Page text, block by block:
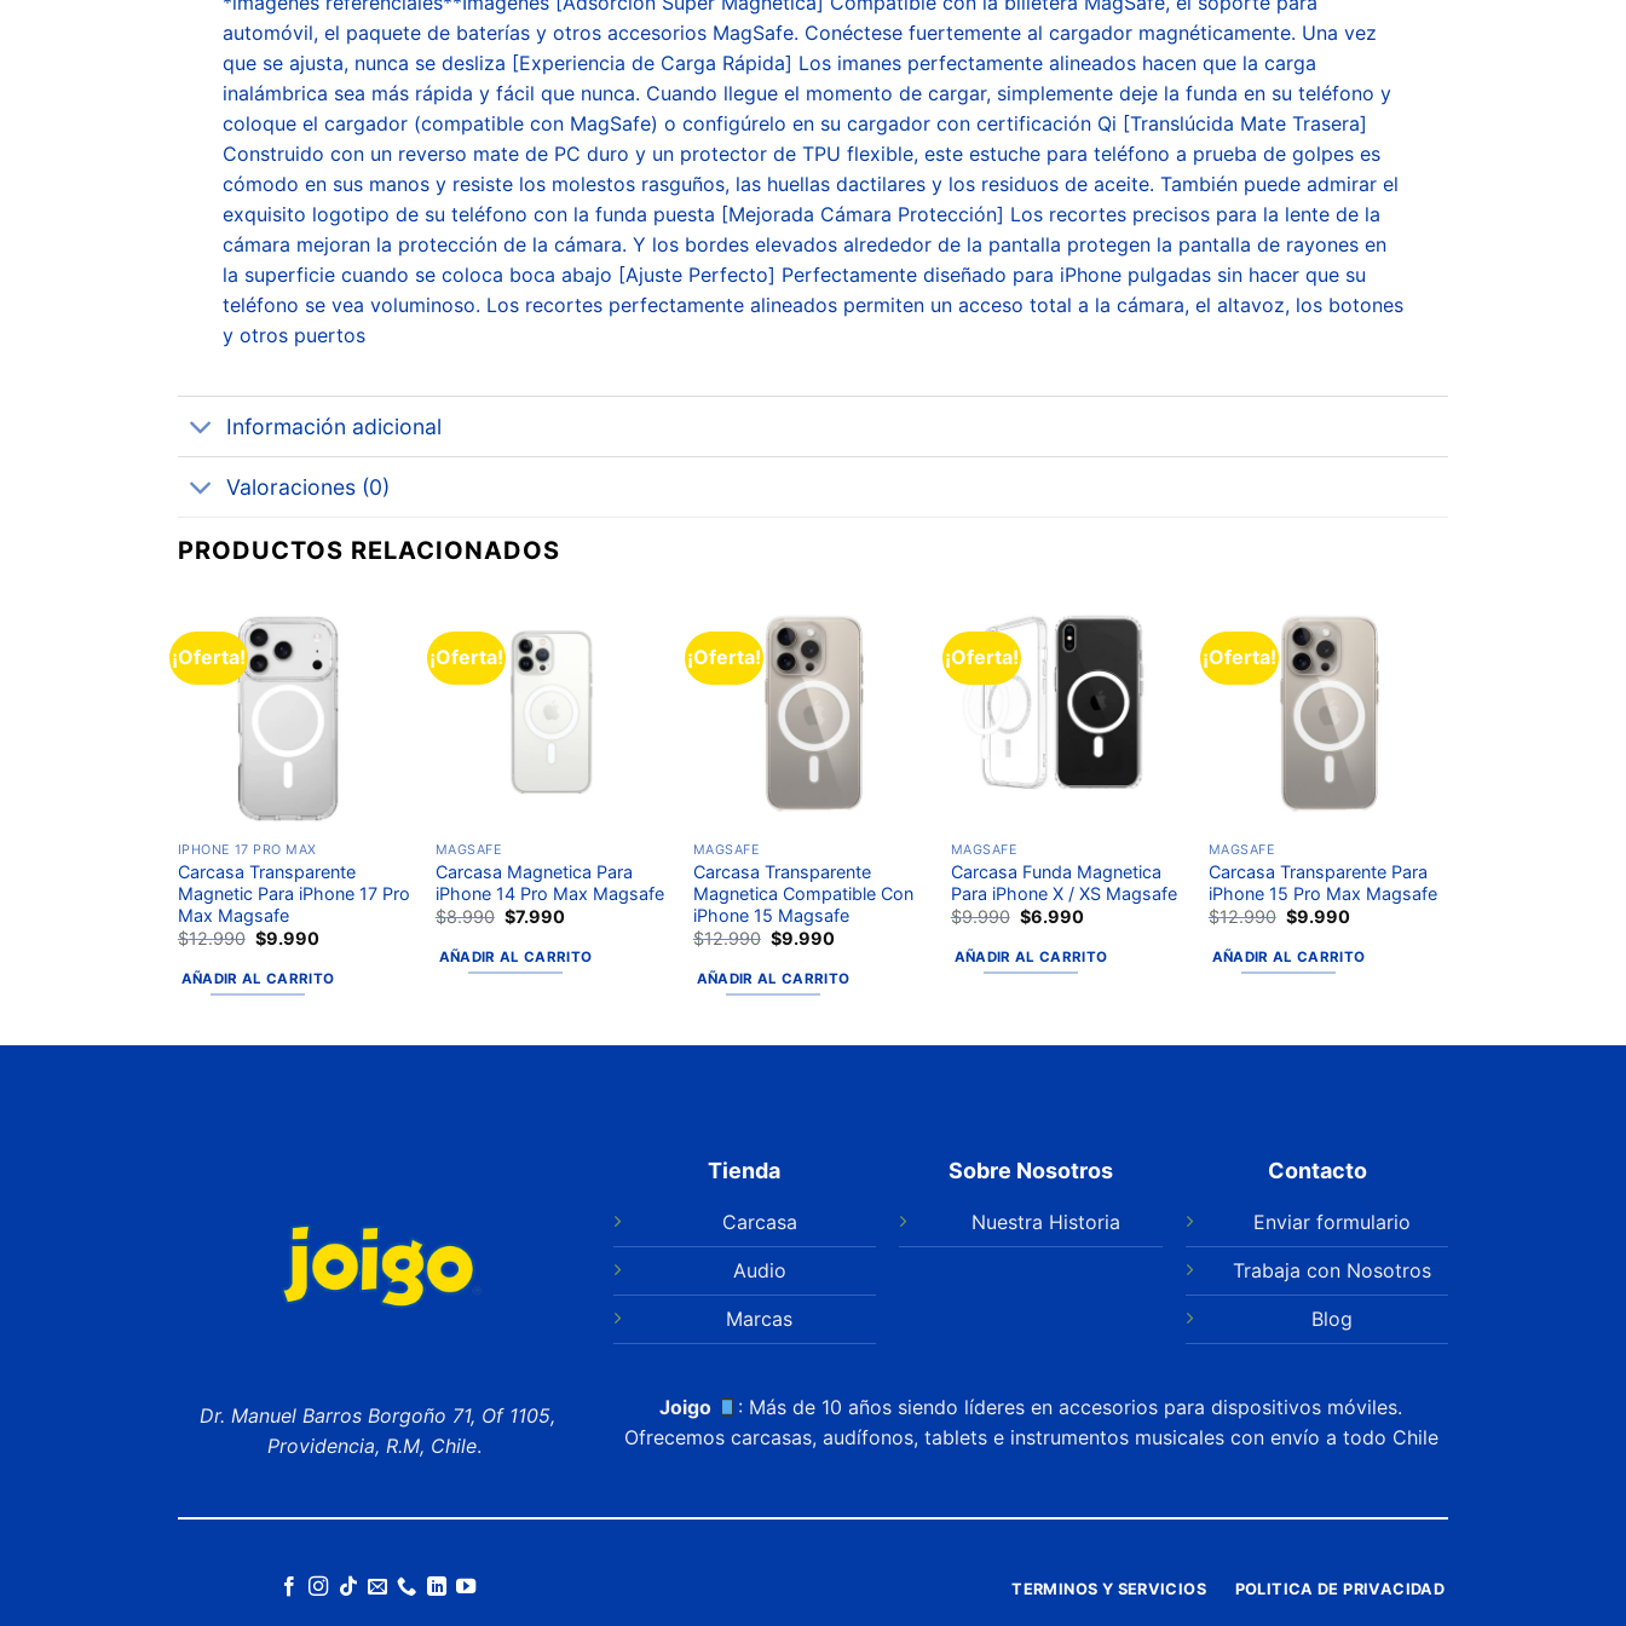
automóvil, el paquete de baterías y otros accesorios MagSafe. Conéctese fuertemente al cargador magnéticamente. Una vez
que se ajusta, nunca se desliza [Experiencia de Carga Rápida] Los imanes perfectamente alineados hacen que la carga
inalámbrica sea más rápida y fácil que nunca. Cuando llegue el momento de cargar, simplemente deje la funda en su teléfono y
coloque el cargador (compatible con MagSafe) o configúrelo en su cargador con certificación Qi [Translúcida Mate Trasera]
Construido con un reverso mate de PC duro y un protector de TPU flexible, este estuche para teléfono a prueba de golpes es
cómodo en sus manos y resiste los molestos rasguños, las huellas dactilares y los residuos de aceite. También puede admirar el
exquisito logotipo de su teléfono con la funda puesta [Mejorada Cámara Protección] Los recortes precisos para la lente de la
cámara mejoran la protección de la cámara. Y los bordes elevados alrededor de la pantalla protegen la pantalla de rayones en
la superficie cuando se coloca boca abajo [Ajuste Perfecto] Perfectamente diseñado para iPhone pulgadas sin hacer que su
teléfono se vea voluminoso. Los recortes perfectamente alineados permiten un acceso total a la cámara, el altavoz, los botones
y otros puertos
Información adicional
Valoraciones (0)
PRODUCTOS RELACIONADOS
¡Oferta!
IPHONE 17 PRO MAX
Carcasa Transparente
Magnetic Para iPhone 17 Pro
Max Magsafe
$12.990 $9.990
AÑADIR AL CARRITO
¡Oferta!
MAGSAFE
Carcasa Magnetica Para
iPhone 14 Pro Max Magsafe
$8.990 $7.990
AÑADIR AL CARRITO
¡Oferta!
Añadir
MAGSAFE
Carcasa Transparente
Magnetica Compatible Con
iPhone 15 Magsafe
$12.990 $9.990
AÑADIR AL CARRITO
¡Oferta!
Añadir
a la
lista de
deseos
MAGSAFE
Carcasa Funda Magnetica
Para iPhone X / XS Magsafe
$9.990 $6.990
AÑADIR AL CARRITO
¡Oferta!
Añadir
MAGSAFE
Carcasa Transparente Para
iPhone 15 Pro Max Magsafe
$12.990 $9.990
AÑADIR AL CARRITO
Dr. Manuel Barros Borgoño 71, Of 1105,
Providencia, R.M, Chile.
Tienda
Carcasa
Audio
Marcas
Sobre Nosotros
Nuestra Historia
Contacto
Enviar formulario
Trabaja con Nosotros
Blog
Joigo
: Más de 10 años siendo líderes en accesorios para dispositivos móviles.
Ofrecemos carcasas, audífonos, tablets e instrumentos musicales con envío a todo Chile
TERMINOS Y SERVICIOS POLITICA DE PRIVACIDAD